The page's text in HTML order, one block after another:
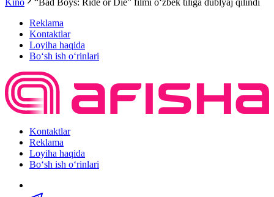
Kino
“Bad Boys: Ride or Die” filmi oʻzbek tiliga dublyaj qilindi
Reklama
Kontaktlar
Loyiha haqida
Bo‘sh ish o‘rinlari
Kontaktlar
Reklama
Loyiha haqida
Bo‘sh ish o‘rinlari